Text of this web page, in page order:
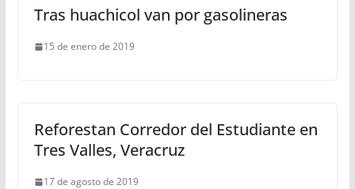
Tras huachicol van por gasolineras
15 de enero de 2019
Reforestan Corredor del Estudiante en
Tres Valles, Veracruz
17 de agosto de 2019